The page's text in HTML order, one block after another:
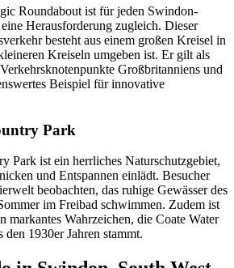
Roundabout ist für jeden Swindon-
Herausforderung zugleich. Dieser
besteht aus einem großen Kreisel in
Kreiseln umgeben ist. Er gilt als
Großbritanniens und
Beispiel für innovative
Park
Park ist ein herrliches Naturschutzgebiet,
und Entspannen einlädt. Besucher
beobachten, das ruhige Gewässer des
im Freibad schwimmen. Zudem ist
markantes Wahrzeichen, die Coate Water
1930er Jahren stammt.